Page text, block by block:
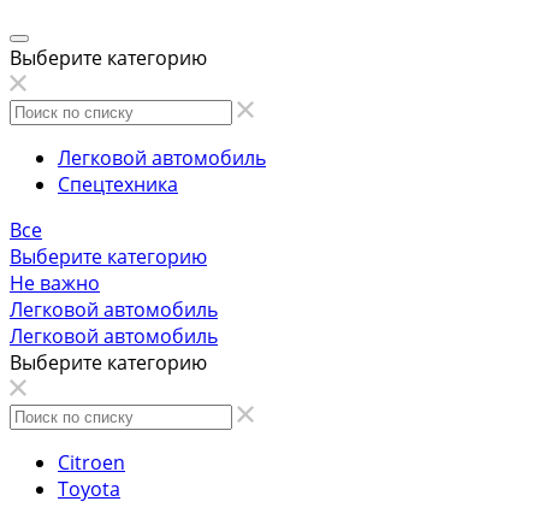
Выберите категорию
Легковой автомобиль
Спецтехника
Все
Выберите категорию
Не важно
Легковой автомобиль
Легковой автомобиль
Выберите категорию
Citroen
Toyota